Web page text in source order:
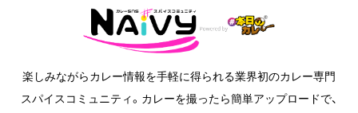
楽しみながらカレー情報を手軽に得られる業界初のカレー専門
スパイスコミュニティ。カレーを撮ったら簡単アップロードで、